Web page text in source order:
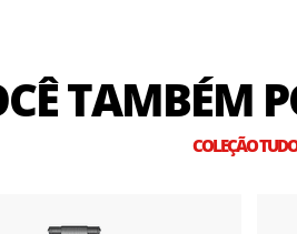
TAMBÉM
COLEÇÃO